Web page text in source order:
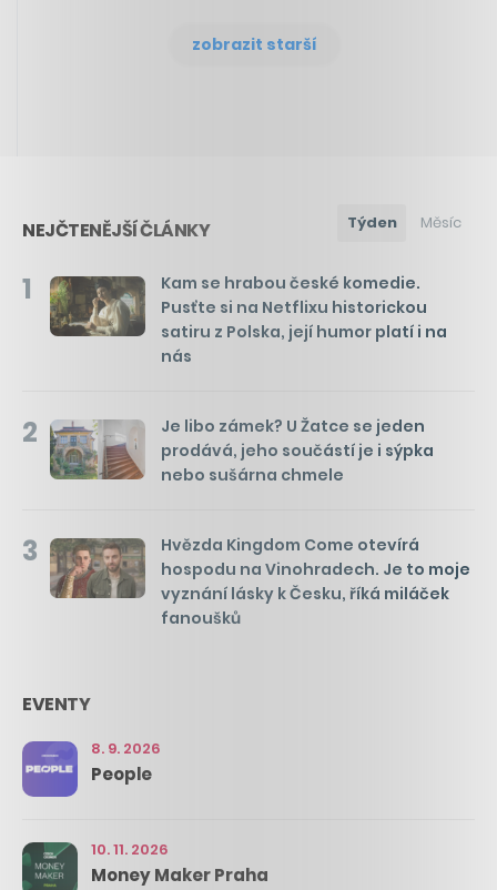
zobrazit starší
NEJČTENĚJŠÍ ČLÁNKY Týden Měsíc
1
Kam se hrabou české komedie.
Pusťte si na Netflixu historickou
satiru z Polska, její humor platí i na
nás
2
Je libo zámek? U Žatce se jeden
prodává, jeho součástí je i sýpka
nebo sušárna chmele
3
Hvězda Kingdom Come otevírá
hospodu na Vinohradech. Je to moje
vyznání lásky k Česku, říká miláček
fanoušků
EVENTY
8. 9. 2026
People
10. 11. 2026
Money Maker Praha